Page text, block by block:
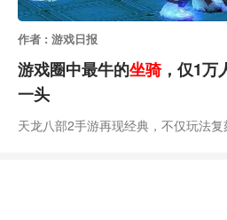
作者 : 游戏日报
游戏圈中最牛的坐骑，仅1万
一头
天龙八部2手游再现经典，不仅玩法